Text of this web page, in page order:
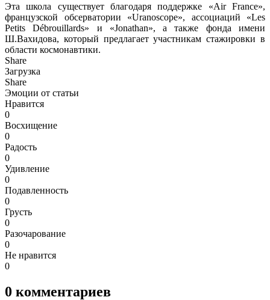
Эта школа существует благодаря поддержке «Air France»,
французской обсерватории «Uranoscope», ассоциаций «Les
Petits Débrouillards» и «Jonathan», а также фонда имени
Ш.Вахидова, который предлагает участникам стажировки в
области космонавтики.
Share
Загрузка
Share
Эмоции от статьи
Нравится
0
Восхищение
0
Радость
0
Удивление
0
Подавленность
0
Грусть
0
Разочарование
0
Не нравится
0
0 комментариев